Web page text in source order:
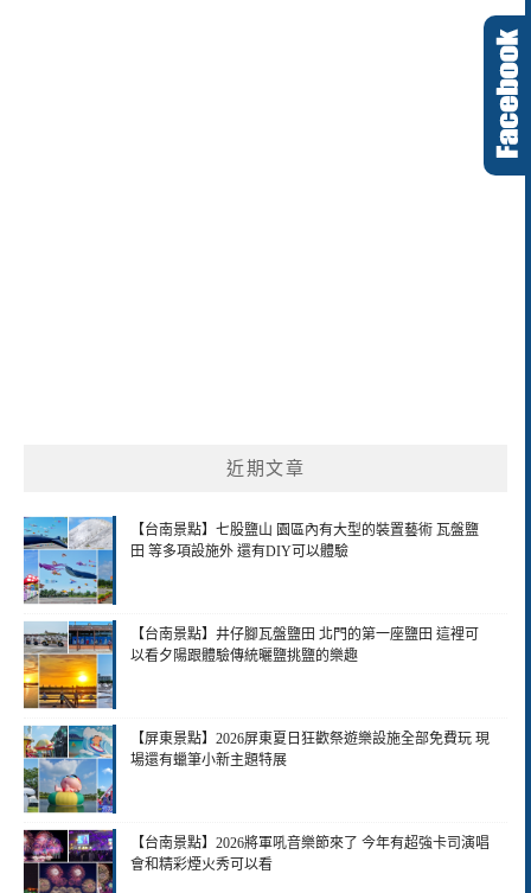
近期文章
【台南景點】七股鹽山 園區內有大型的裝置藝術 瓦盤鹽
田 等多項設施外 還有DIY可以體驗
【台南景點】井仔腳瓦盤鹽田 北門的第一座鹽田 這裡可
以看夕陽跟體驗傳統曬鹽挑鹽的樂趣
【屏東景點】2026屏東夏日狂歡祭遊樂設施全部免費玩 現
場還有蠟筆小新主題特展
【台南景點】2026將軍吼音樂節來了 今年有超強卡司演唱
會和精彩煙火秀可以看